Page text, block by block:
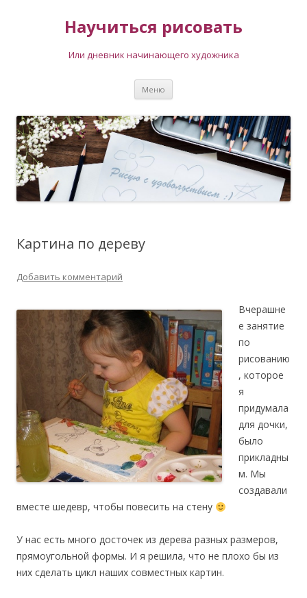
Научиться рисовать
Или дневник начинающего художника
Меню
Картина по дереву
Добавить комментарий
Вчерашне
е занятие
по
рисованию
, которое
я
придумала
для дочки,
было
прикладны
м. Мы
создавали
вместе шедевр, чтобы повесить на стену
У нас есть много досточек из дерева разных размеров,
прямоугольной формы. И я решила, что не плохо бы из
них сделать цикл наших совместных картин.